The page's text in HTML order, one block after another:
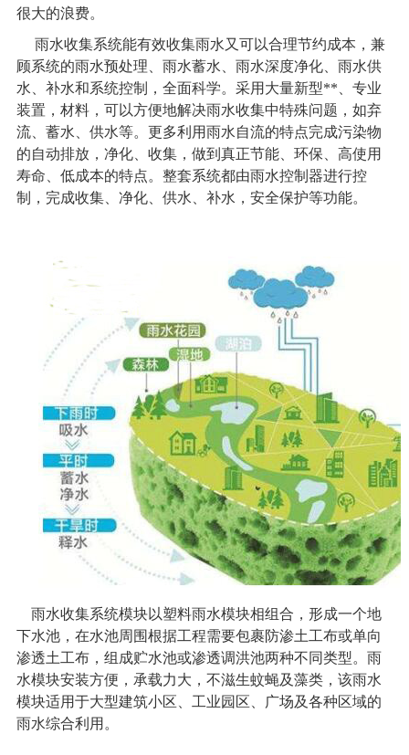
很大的浪费。
雨水收集系统能有效收集雨水又可以合理节约成本，兼
顾系统的雨水预处理、雨水蓄水、雨水深度净化、雨水供
水、补水和系统控制，全面科学。采用大量新型**、专业
装置，材料，可以方便地解决雨水收集中特殊问题，如弃
流、蓄水、供水等。更多利用雨水自流的特点完成污染物
的自动排放，净化、收集，做到真正节能、环保、高使用
寿命、低成本的特点。整套系统都由雨水控制器进行控
制，完成收集、净化、供水、补水，安全保护等功能。
雨水收集系统模块以塑料雨水模块相组合，形成一个地
下水池，在水池周围根据工程需要包裹防渗土工布或单向
渗透土工布，组成贮水池或渗透调洪池两种不同类型。雨
水模块安装方便，承载力大，不滋生蚊蝇及藻类，该雨水
模块适用于大型建筑小区、工业园区、广场及各种区域的
雨水综合利用。